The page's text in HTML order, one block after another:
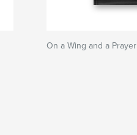
On a Wing and a Prayer